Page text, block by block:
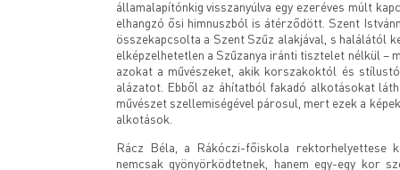
államalapítónkig visszanyúlva egy ezeréves múlt
elhangzó ősi himnuszból is átérződött. Szent
összekapcsolta a Szent Szűz alakjával, s halálától
elképzelhetetlen a Szűzanya iránti tisztelet nélkül –
azokat a művészeket, akik korszakoktól és
alázatot. Ebből az áhítatból fakadó alkotásokat
művészet szellemiségével párosul, mert ezek a
alkotások.
Rácz Béla, a Rákóczi-főiskola rektorhelyettese
nemcsak gyönyörködtetnek, hanem egy-egy kor